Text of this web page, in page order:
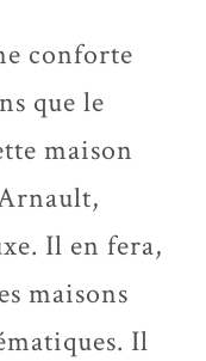
conforte
que le
maison
Il en fera,
maisons
Il